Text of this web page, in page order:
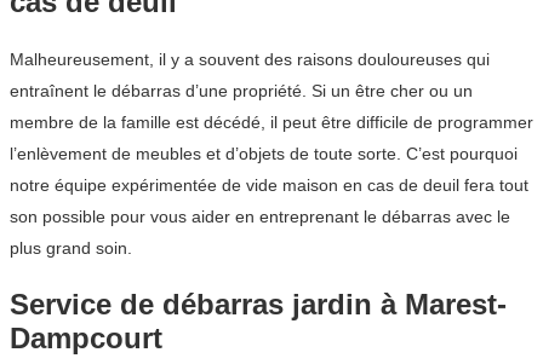
Malheureusement, il y a souvent des raisons douloureuses qui
entraînent le débarras d’une propriété. Si un être cher ou un
membre de la famille est décédé, il peut être difficile de programmer
l’enlèvement de meubles et d’objets de toute sorte. C’est pourquoi
notre équipe expérimentée de vide maison en cas de deuil fera tout
son possible pour vous aider en entreprenant le débarras avec le
plus grand soin.
Service de débarras jardin à Marest-
Dampcourt